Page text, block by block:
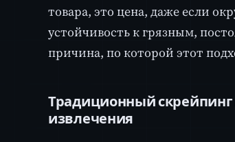
товара, это цена, даже если
устойчивость к грязным,
причина, по которой этот
Традиционный скрейпинг
извлечения